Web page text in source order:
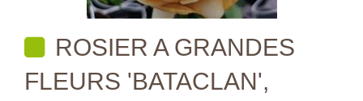
ROSIER A GRANDES
FLEURS 'BATACLAN',